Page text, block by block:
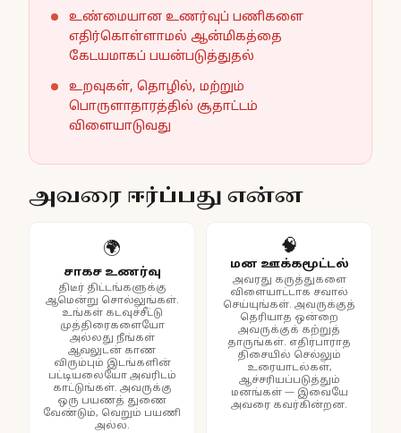
உண்மையான உணர்வுப் பணிகளை
எதிர்கொள்ளாமல் ஆன்மிகத்தை
கேடயமாகப் பயன்படுத்துதல்
உறவுகள், தொழில், மற்றும்
பொருளாதாரத்தில் சூதாட்டம்
விளையாடுவது
அவரை ஈர்ப்பது என்ன
🌍
சாகச உணர்வு
திடீர் திட்டங்களுக்கு
ஆமென்று சொல்லுங்கள்.
உங்கள் கடவுச்சீட்டு
முத்திரைகளையோ
அல்லது நீங்கள்
ஆவலுடன் காண
விரும்பும் இடங்களின்
பட்டியலையோ அவரிடம்
காட்டுங்கள். அவருக்கு
ஒரு பயணத் துணை
வேண்டும், வெறும் பயணி
அல்ல.
🧠
மன ஊக்கமூட்டல்
அவரது கருத்துகளை
விளையாட்டாக சவால்
செய்யுங்கள். அவருக்குத்
தெரியாத ஒன்றை
அவருக்குக் கற்றுத்
தாருங்கள். எதிர்பாராத
திசையில் செல்லும்
உரையாடல்கள்,
ஆச்சரியப்படுத்தும்
மனங்கள் — இவையே
அவரை கவர்கின்றன.